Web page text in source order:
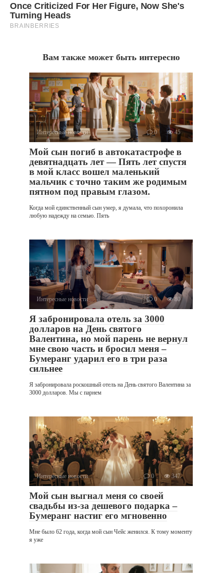
Вам также может быть интересно
Интересные новости 0 45
Мой сын погиб в автокатастрофе в
девятнадцать лет — Пять лет спустя
в мой класс вошел маленький
мальчик с точно таким же родимым
пятном под правым глазом.
Когда мой единственный сын умер, я думала, что похоронила
любую надежду на семью. Пять
Интересные новости 0 80
Я забронировала отель за 3000
долларов на День святого
Валентина, но мой парень не вернул
мне свою часть и бросил меня –
Бумеранг ударил его в три раза
сильнее
Я забронировала роскошный отель на День святого Валентина за
3000 долларов. Мы с парнем
Интересные новости 0 347
Мой сын выгнал меня со своей
свадьбы из-за дешевого подарка –
Бумеранг настиг его мгновенно
Мне было 62 года, когда мой сын Чейс женился. К тому моменту
я уже